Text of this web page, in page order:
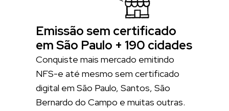
Emissão sem certificado
em São Paulo + 190 cidades
Conquiste mais mercado emitindo
NFS-e até mesmo sem certificado
digital em São Paulo, Santos, São
Bernardo do Campo e muitas outras.